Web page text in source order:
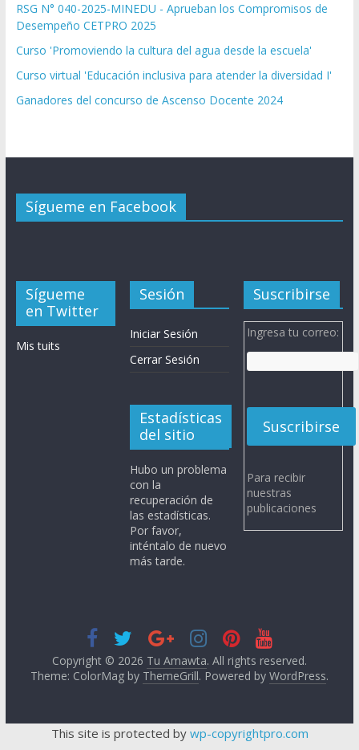
RSG N° 040-2025-MINEDU - Aprueban los Compromisos de
Desempeño CETPRO 2025
Curso 'Promoviendo la cultura del agua desde la escuela'
Curso virtual 'Educación inclusiva para atender la diversidad I'
Ganadores del concurso de Ascenso Docente 2024
Sígueme en Facebook
Sígueme
en Twitter
Mis tuits
Sesión
Iniciar Sesión
Cerrar Sesión
Estadísticas
del sitio
Hubo un problema
con la
recuperación de
las estadísticas.
Por favor,
inténtalo de nuevo
más tarde.
Suscribirse
Ingresa tu correo:
Para recibir
nuestras
publicaciones
Copyright © 2026 Tu Amawta. All rights reserved.
Theme: ColorMag by ThemeGrill. Powered by WordPress.
This site is protected by wp-copyrightpro.com